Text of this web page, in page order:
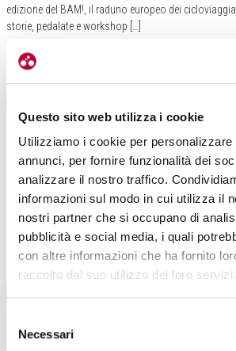
Questo sito web utilizza i cookie
Utilizziamo i cookie per personalizzare
annunci, per fornire funzionalità dei
analizzare il nostro traffico.
informazioni sul modo in cui utilizza il
nostri partner che si occupano di
pubblicità e social media, i quali
con altre informazioni che ha fornito
raccolto dal suo utilizzo dei loro servizi.
delNecessari
edizione del BAM!, il raduno europeo dei
storie, pedalate e workshop […]
#VENETO
#CICLOVIAGGI
TUTTE LE CATEGORIE DEL MAGAZINE